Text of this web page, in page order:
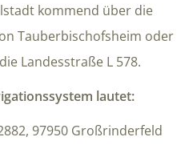
kommend über die
Tauberbischofsheim oder
Landesstraße L 578.
lautet:
97950 Großrinderfeld